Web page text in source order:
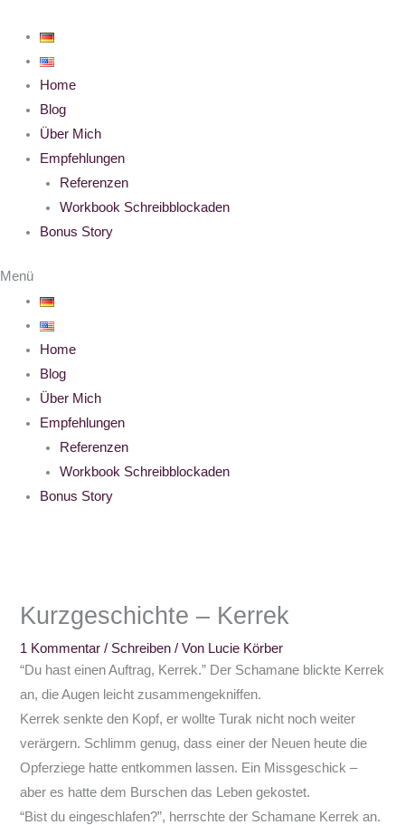
Inhalt
springen
Home
Blog
Über Mich
Empfehlungen
Referenzen
Workbook Schreibblockaden
Bonus Story
Menü
Home
Blog
Über Mich
Empfehlungen
Referenzen
Workbook Schreibblockaden
Bonus Story
Kurzgeschichte – Kerrek
1 Kommentar / Schreiben / Von Lucie Körber
“Du hast einen Auftrag, Kerrek.” Der Schamane blickte Kerrek
an, die Augen leicht zusammengekniffen.
Kerrek senkte den Kopf, er wollte Turak nicht noch weiter
verärgern. Schlimm genug, dass einer der Neuen heute die
Opferziege hatte entkommen lassen. Ein Missgeschick –
aber es hatte dem Burschen das Leben gekostet.
“Bist du eingeschlafen?”, herrschte der Schamane Kerrek an.